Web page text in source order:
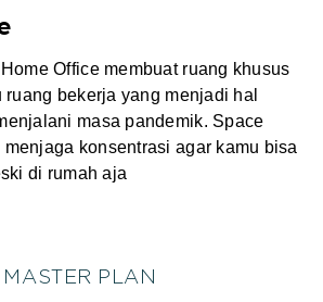
Office membuat ruang khusus
bekerja yang menjadi hal
masa pandemik. Space
konsentrasi agar kamu bisa
di rumah aja
MASTER PLAN